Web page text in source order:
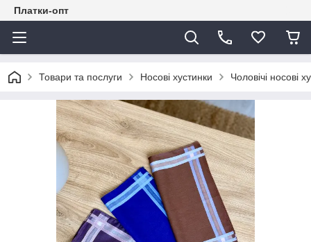
Платки-опт
Товари та послуги Носові хустинки Чоловічі носові